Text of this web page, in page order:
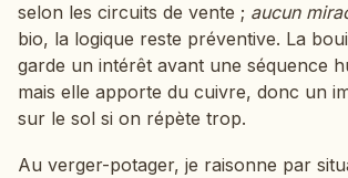
selon les circuits de vente ; aucun
bio, la logique reste préventive. La
garde un intérêt avant une séquence
mais elle apporte du cuivre, donc un
sur le sol si on répète trop.
Au verger-potager, je raisonne par